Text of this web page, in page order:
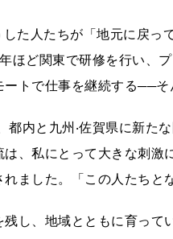
た⼈たちが「地元に戻っ
ほど関東で研修を⾏い、
トで仕事を継続する──そ
都内と九州‧佐賀県に新た
は、私にとって⼤きな刺激
ました。「この⼈たちと
し、地域とともに育って